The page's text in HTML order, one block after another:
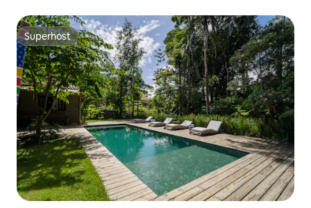
Superhost
Superhost